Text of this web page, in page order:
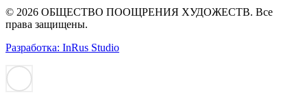
© 2026 ОБЩЕСТВО ПООЩРЕНИЯ ХУДОЖЕСТВ. Все
права защищены.
Разработка: InRus Studio